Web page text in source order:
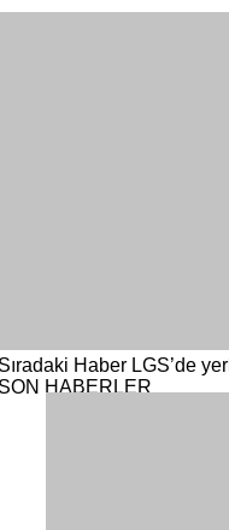
Haber LGS’de
HABERLER